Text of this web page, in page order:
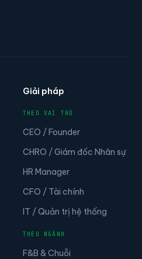
Giải pháp
THEO VAI TRÒ
CEO / Founder
CHRO / Giám đốc Nhân sự
HR Manager
CFO / Tài chính
IT / Quản trị hệ thống
THEO NGÀNH
F&B & Chuỗi